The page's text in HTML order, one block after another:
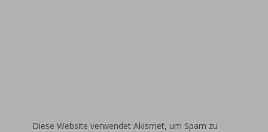
Diese Website verwendet Akismet, um Spam zu